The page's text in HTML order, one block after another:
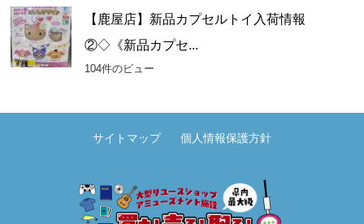
【鹿屋店】新品カプセルトイ入荷情報
②◇《新品カプセ...
104件のビュー
サイトマップ 個人情報保護方針